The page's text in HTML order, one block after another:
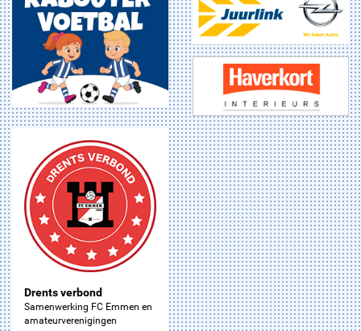
Drents verbond
Samenwerking FC Emmen en
amateurverenigingen